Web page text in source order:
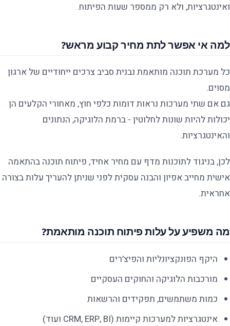
ואינטגרציות, ולא רק ממספר שעות הפיתוח.
למה אי אפשר לתת מחיר קבוע מראש?
כל מערכת תוכנה מותאמת נבנית סביב צרכים ייחודיים של ארגון
מסוים.
גם אם שתי מערכות נראות דומות כלפי חוץ, מאחורי הקלעים הן
יכולות להיות שונות לחלוטין - ברמת הלוגיקה, הנתונים
והאינטגרציות.
לכן, בניגוד לתוכנות מדף עם מחיר אחיד, פיתוח תוכנה בהתאמה
אישית מחייב אפיון והבנה עסקית לפני שניתן להעריך עלות בצורה
אחראית.
מה משפיע על עלות פיתוח תוכנה מותאמת?
היקף הפונקציונליות והפיצ’רים
מורכבות הלוגיקה והחוקים העסקיים
כמות משתמשים, תפקידים והרשאות
אינטגרציות למערכות קיימות (CRM, ERP, BI ועוד)